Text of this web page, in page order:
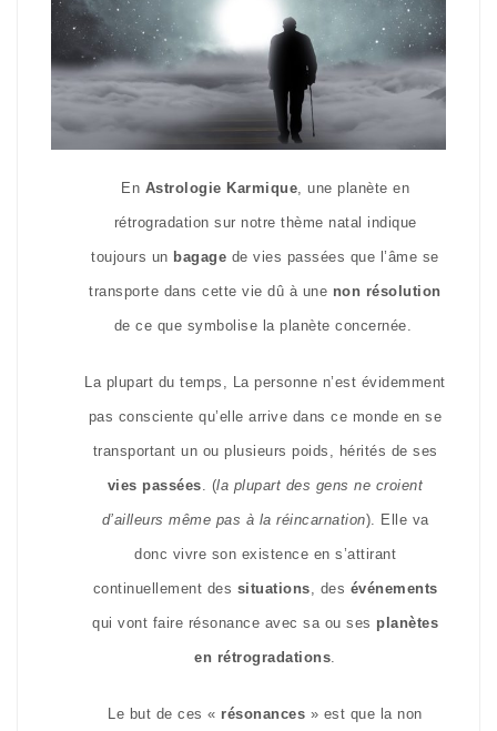
En Astrologie Karmique, une planète en
rétrogradation sur notre thème natal indique
toujours un bagage de vies passées que l’âme se
transporte dans cette vie dû à une non résolution
de ce que symbolise la planète concernée.
La plupart du temps, La personne n’est évidemment
pas consciente qu’elle arrive dans ce monde en se
transportant un ou plusieurs poids, hérités de ses
vies passées. (la plupart des gens ne croient
d’ailleurs même pas à la réincarnation). Elle va
donc vivre son existence en s’attirant
continuellement des situations, des événements
qui vont faire résonance avec sa ou ses planètes
en rétrogradations.
Le but de ces « résonances » est que la non